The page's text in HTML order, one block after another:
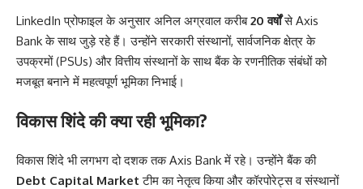
LinkedIn प्रोफाइल के अनुसार अनिल अग्रवाल करीब20 वर्षोंसे Axis
Bank के साथ जुड़े रहे हैं। उन्होंने सरकारी संस्थानों, सार्वजनिक क्षेत्र के
उपक्रमों (PSUs) और वित्तीय संस्थानों के साथ बैंक के रणनीतिक संबंधों को
मजबूत बनाने में महत्वपूर्ण भूमिका निभाई।
विकास शिंदे की क्या रही भूमिका?
विकास शिंदे भी लगभग दो दशक तक Axis Bank में रहे। उन्होंने बैंक की
Debt Capital Market टीम का नेतृत्व किया और कॉरपोरेट्स व संस्थानों